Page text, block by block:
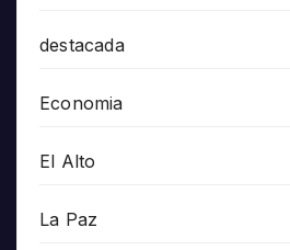
destacada
Economia
El Alto
La Paz